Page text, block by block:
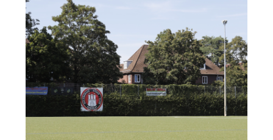
TABELLENFÜHRUNG
AUS:
7:0-
AUSWÄRTSSIEG
IN
NEULAND